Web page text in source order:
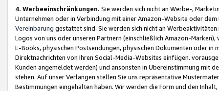
4. Werbeeinschränkungen. Sie werden sich nicht an Werbe-,
Unternehmen oder in Verbindung mit einer Amazon-Website oder
Vereinbarung gestattet sind. Sie werden sich nicht an
Logos von uns oder unseren Partnern (einschließlich Amazon-
E-Books, physischen Postsendungen, physischen Dokumenten oder in
Direktnachrichten von Ihren Social-Media-Websites einfügen.
Kunden angemeldet werden) und ansonsten in Übereinstimmung mit
stehen. Auf unser Verlangen stellen Sie uns repräsentative
Bestimmungen eingehalten haben. Wir werden die Form und den